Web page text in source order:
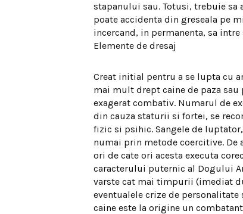
stapanului sau. Totusi, trebuie
poate accidenta din greseala pe
incercand, in permanenta, sa
Elemente de dresaj
Creat initial pentru a se lupta cu
mai mult drept caine de paza sau
exagerat combativ. Numarul de
din cauza staturii si fortei, se
fizic si psihic. Sangele de
numai prin metode coercitive. De
ori de cate ori acesta executa
caracterului puternic al Dogului
varste cat mai timpurii (imediat
eventualele crize de
caine este la origine un